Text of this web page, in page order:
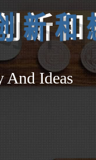
新和
And Ideas